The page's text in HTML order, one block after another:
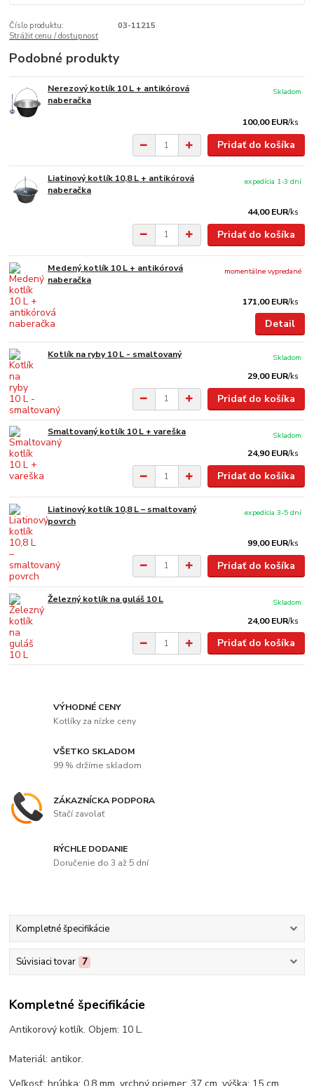
Číslo produktu:
03-11215
Strážiť cenu / dostupnosť
Podobné produkty
Nerezový kotlík 10 L + antikórová
naberačka
100,00 EUR/ks
Skladom
Pridať do košíka
Liatinový kotlík 10,8 L + antikórová
naberačka
44,00 EUR/ks
expedícia 1-3 dní
Pridať do košíka
Medený kotlík 10 L + antikórová
naberačka
171,00 EUR/ks
momentálne vypredané
Detail
Kotlík na ryby 10 L - smaltovaný
29,00 EUR/ks
Skladom
Pridať do košíka
Smaltovaný kotlík 10 L + vareška
24,90 EUR/ks
Skladom
Pridať do košíka
Liatinový kotlík 10,8 L – smaltovaný
povrch
99,00 EUR/ks
expedícia 3-5 dní
Pridať do košíka
Železný kotlík na guláš 10 L
24,00 EUR/ks
Skladom
Pridať do košíka
VÝHODNÉ CENY
Kotlíky za nízke ceny
VŠETKO SKLADOM
99 % držíme skladom
ZÁKAZNÍCKA PODPORA
Stačí zavolať
RÝCHLE DODANIE
Doručenie do 3 až 5 dní
Kompletné špecifikácie
Súvisiaci tovar 7
Kompletné špecifikácie
Antikorový kotlík. Objem: 10 L.
Materiál: antikor.